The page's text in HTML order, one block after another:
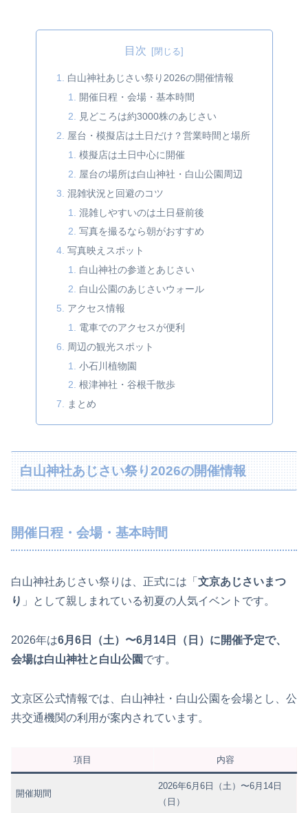
目次
白山神社あじさい祭り2026の開催情報
開催日程・会場・基本時間
見どころは約3000株のあじさい
屋台・模擬店は土日だけ？営業時間と場所
模擬店は土日中心に開催
屋台の場所は白山神社・白山公園周辺
混雑状況と回避のコツ
混雑しやすいのは土日昼前後
写真を撮るなら朝がおすすめ
写真映えスポット
白山神社の参道とあじさい
白山公園のあじさいウォール
アクセス情報
電車でのアクセスが便利
周辺の観光スポット
小石川植物園
根津神社・谷根千散歩
まとめ
白山神社あじさい祭り2026の開催情報
開催日程・会場・基本時間
白山神社あじさい祭りは、正式には「 文京あじさいまつ
り 」として親しまれている初夏の人気イベントです。
2026年は6月6日（土）〜6月14日（日）に開催予定で、
会場は白山神社と白山公園です。
文京区公式情報では、白山神社・白山公園を会場とし、公
共交通機関の利用が案内されています。
項目 内容
開催期間
2026年6月6日（土）〜6月14日
（日）